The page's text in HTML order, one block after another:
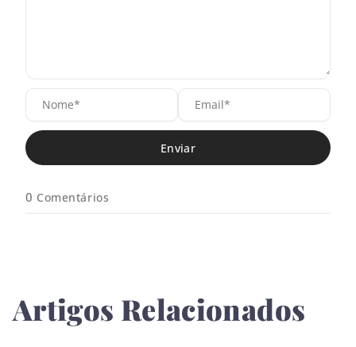
N
o
m
e
*
E
i
0 Comentários
Artigos Relacionados